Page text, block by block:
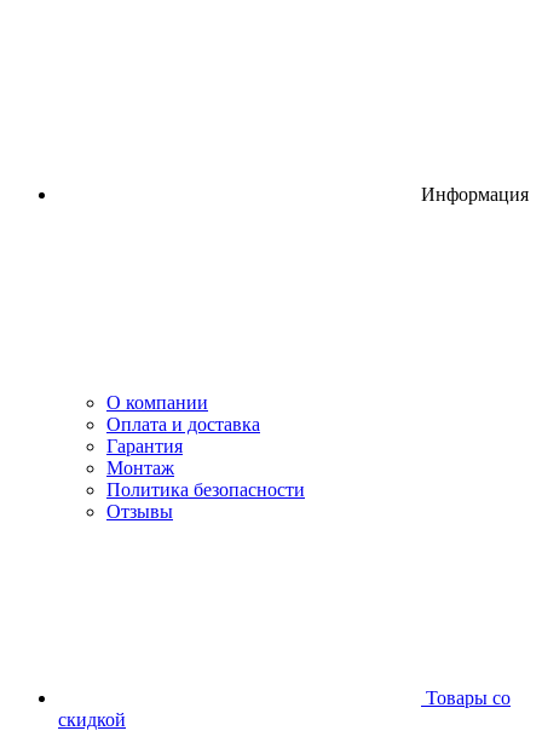
Информация
О компании
Оплата и доставка
Гарантия
Монтаж
Политика безопасности
Отзывы
Товары со
скидкой